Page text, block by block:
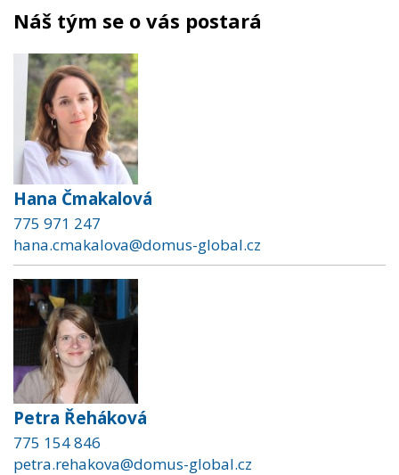
Náš tým se o vás postará
Hana Čmakalová
775 971 247
hana.cmakalova@domus-global.cz
Petra Řeháková
775 154 846
petra.rehakova@domus-global.cz